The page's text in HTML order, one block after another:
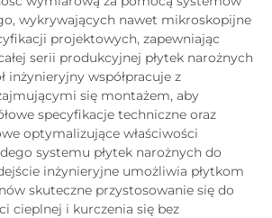
wykrywających nawet mikroskopijne
projektowych, zapewniając
serii produkcyjnej płytek narożnych
inżynieryjny współpracuje z
się montażem, aby
specyfikacje techniczne oraz
optymalizujące właściwości
systemu płytek narożnych do
inżynieryjne umożliwia płytkom
skuteczne przystosowanie się do
cieplnej i kurczenia się bez